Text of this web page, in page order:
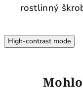
rostlinný
High-contrast mode